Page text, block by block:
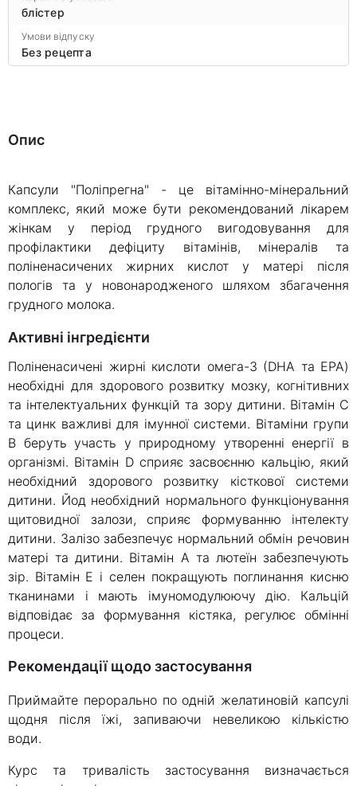
блістер
Умови відпуску
Без рецепта
Опис
Капсули "Поліпрегна" - це вітамінно-мінеральний
комплекс, який може бути рекомендований лікарем
жінкам у період грудного вигодовування для
профілактики дефіциту вітамінів, мінералів та
поліненасичених жирних кислот у матері після
пологів та у новонародженого шляхом збагачення
грудного молока.
Активні інгредієнти
Поліненасичені жирні кислоти омега-3 (DHA та EPA)
необхідні для здорового розвитку мозку, когнітивних
та інтелектуальних функцій та зору дитини. Вітамін С
та цинк важливі для імунної системи. Вітаміни групи
В беруть участь у природному утворенні енергії в
організмі. Вітамін D сприяє засвоєнню кальцію, який
необхідний здорового розвитку кісткової системи
дитини. Йод необхідний нормального функціонування
щитовидної залози, сприяє формуванню інтелекту
дитини. Залізо забезпечує нормальний обмін речовин
матері та дитини. Вітамін А та лютеїн забезпечують
зір. Вітамін Е і селен покращують поглинання кисню
тканинами і мають імуномодулюючу дію. Кальцій
відповідає за формування кістяка, регулює обмінні
процеси.
Рекомендації щодо застосування
Приймайте перорально по одній желатиновій капсулі
щодня після їжі, запиваючи невеликою кількістю
води.
Курс та тривалість застосування визначається